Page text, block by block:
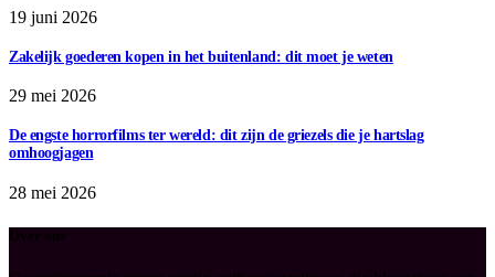
19 juni 2026
Zakelijk goederen kopen in het buitenland: dit moet je weten
29 mei 2026
De engste horrorfilms ter wereld: dit zijn de griezels die je hartslag
omhoogjagen
28 mei 2026